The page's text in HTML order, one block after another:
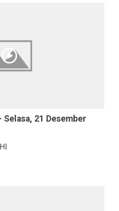
Selasa, 21 Desember